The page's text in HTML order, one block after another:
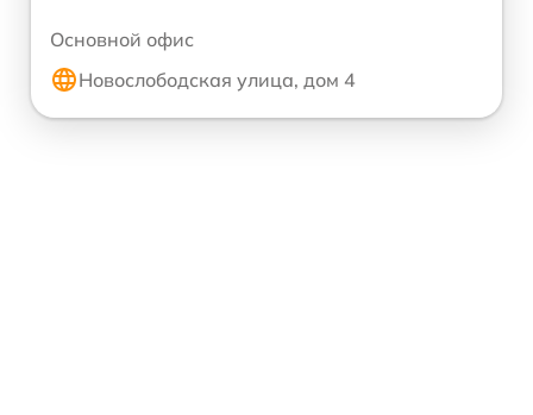
Основной офис
Новослободская улица, дом 4